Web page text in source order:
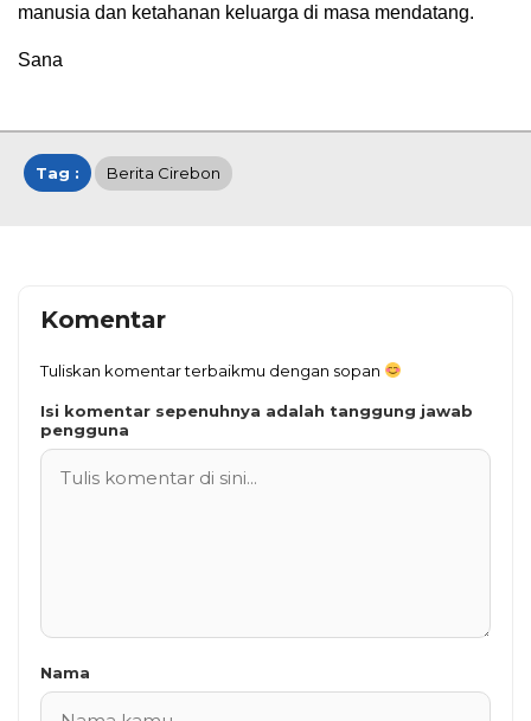
manusia dan ketahanan keluarga di masa mendatang.
Sana
Tag : Berita Cirebon
Komentar
Tuliskan komentar terbaikmu dengan sopan
Isi komentar sepenuhnya adalah tanggung jawab
pengguna
Nama